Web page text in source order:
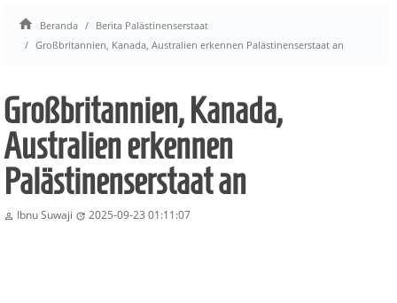
 Beranda
Berita Palästinenserstaat
Großbritannien, Kanada, Australien erkennen Palästinenserstaat an
Großbritannien, Kanada,
Australien erkennen
Palästinenserstaat an
 Ibnu Suwaji  2025-09-23 01:11:07